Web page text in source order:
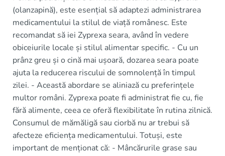
(olanzapină), este esențial să adaptezi administrarea
medicamentului la stilul de viață românesc. Este
recomandat să iei Zyprexa seara, având în vedere
obiceiurile locale și stilul alimentar specific. - Cu un
prânz greu și o cină mai ușoară, dozarea seara poate
ajuta la reducerea riscului de somnolență în timpul
zilei. - Această abordare se aliniază cu preferințele
multor români. Zyprexa poate fi administrat fie cu, fie
fără alimente, ceea ce oferă flexibilitate în rutina zilnică.
Consumul de mămăligă sau ciorbă nu ar trebui să
afecteze eficiența medicamentului. Totuși, este
important de menționat că: - Mâncărurile grase sau